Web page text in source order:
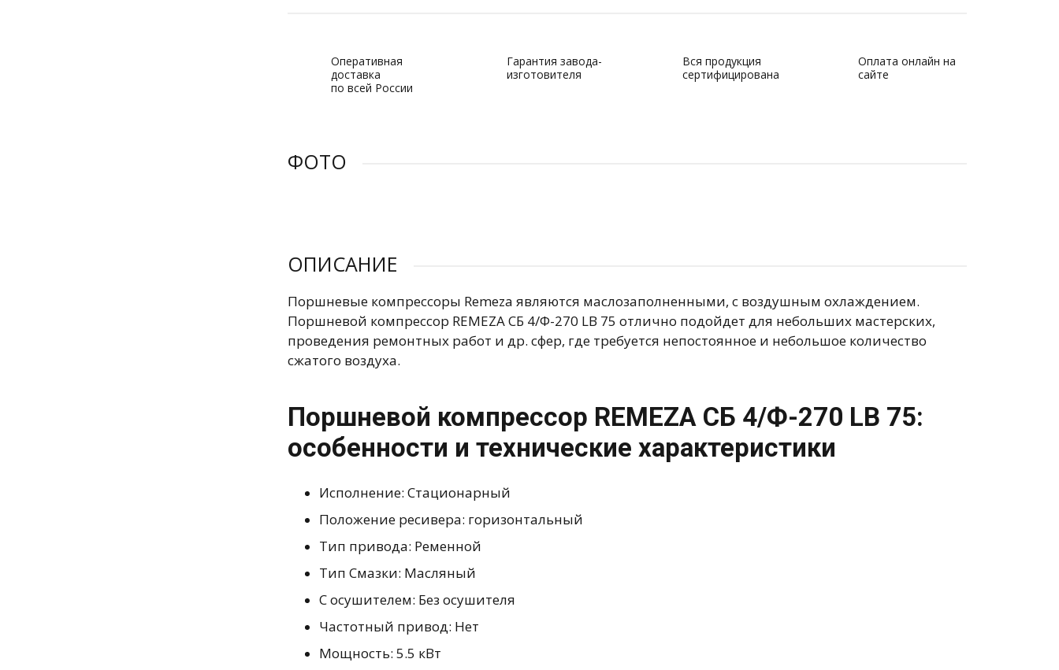
Оперативная
доставка
по всей России
Гарантия завода-
изготовителя
Вся продукция
сертифицирована
Оплата онлайн на
сайте
ФОТО
ОПИСАНИЕ
Поршневые компрессоры Remeza являются маслозаполненными, с воздушным охлаждением.
Поршневой компрессор REMEZA СБ 4/Ф-270 LB 75 отлично подойдет для небольших мастерских,
проведения ремонтных работ и др. сфер, где требуется непостоянное и небольшое количество
сжатого воздуха.
Поршневой компрессор REMEZA СБ 4/Ф-270 LB 75:
особенности и технические характеристики
Исполнение: Стационарный
Положение ресивера: горизонтальный
Тип привода: Ременной
Тип Смазки: Масляный
С осушителем: Без осушителя
Частотный привод: Нет
Мощность: 5.5 кВт